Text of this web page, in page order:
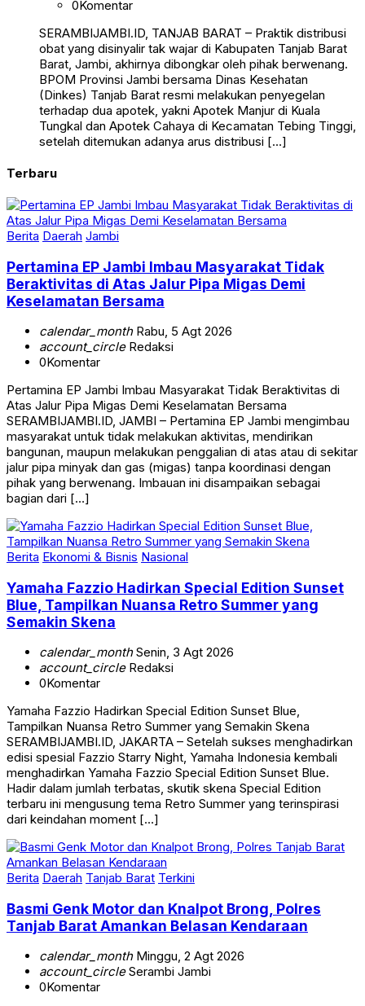
obat yang disinyalir tak wajar di Kabupaten Tanjab Barat
Barat, Jambi, akhirnya dibongkar oleh pihak berwenang.
BPOM Provinsi Jambi bersama Dinas Kesehatan
(Dinkes) Tanjab Barat resmi melakukan penyegelan
terhadap dua apotek, yakni Apotek Manjur di Kuala
Tungkal dan Apotek Cahaya di Kecamatan Tebing Tinggi,
setelah ditemukan adanya arus distribusi […]
Berita Daerah Jambi
Beraktivitas di Atas Jalur Pipa Migas Demi
Keselamatan Bersama
account_circleRedaksi
0Komentar
Atas Jalur Pipa Migas Demi Keselamatan Bersama
SERAMBIJAMBI.ID, JAMBI – Pertamina EP Jambi mengimbau
masyarakat untuk tidak melakukan aktivitas, mendirikan
bangunan, maupun melakukan penggalian di atas atau di sekitar
jalur pipa minyak dan gas (migas) tanpa koordinasi dengan
pihak yang berwenang. Imbauan ini disampaikan sebagai
bagian dari […]
Berita Ekonomi & Bisnis Nasional
Blue, Tampilkan Nuansa Retro Summer yang
Semakin Skena
account_circleRedaksi
0Komentar
Tampilkan Nuansa Retro Summer yang Semakin Skena
SERAMBIJAMBI.ID, JAKARTA – Setelah sukses menghadirkan
edisi spesial Fazzio Starry Night, Yamaha Indonesia kembali
menghadirkan Yamaha Fazzio Special Edition Sunset Blue.
Hadir dalam jumlah terbatas, skutik skena Special Edition
terbaru ini mengusung tema Retro Summer yang terinspirasi
dari keindahan moment […]
Berita Daerah Tanjab Barat Terkini
Tanjab Barat Amankan Belasan Kendaraan
account_circleSerambi Jambi
0Komentar